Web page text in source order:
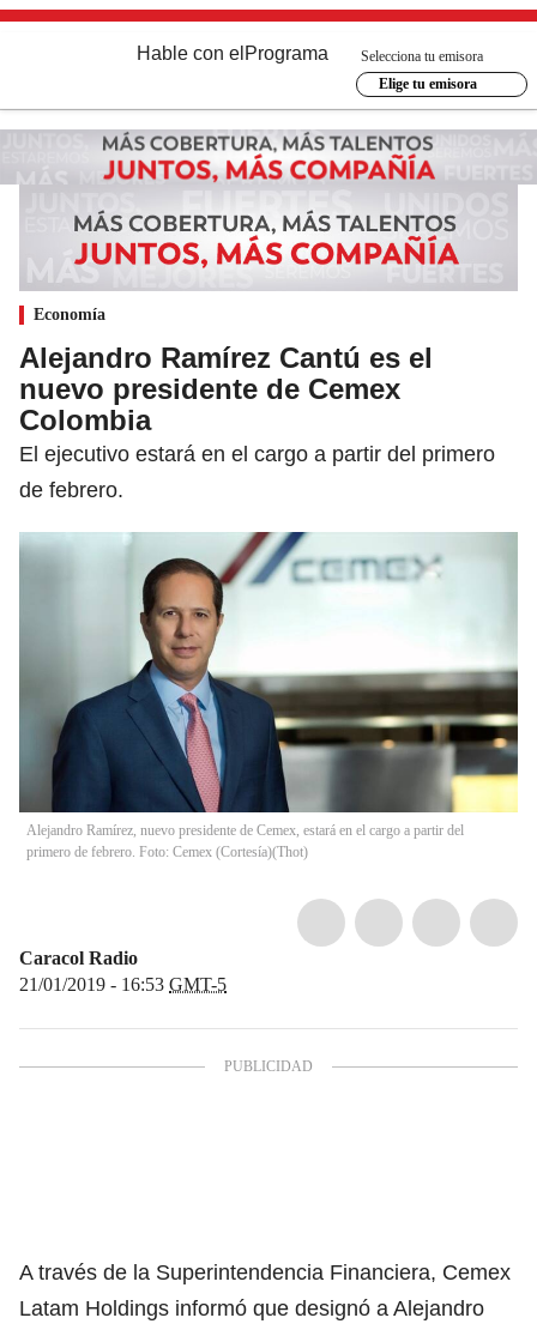
Hable con el Programa
Selecciona tu emisora
Elige tu emisora
Economía
Alejandro Ramírez Cantú es el
nuevo presidente de Cemex
Colombia
El ejecutivo estará en el cargo a partir del primero
de febrero.
Alejandro Ramírez, nuevo presidente de Cemex, estará en el cargo a partir del
primero de febrero. Foto: Cemex (Cortesía)(Thot)
Caracol Radio
21/01/2019 - 16:53 GMT-5
A través de la Superintendencia Financiera, Cemex
Latam Holdings informó que designó a Alejandro